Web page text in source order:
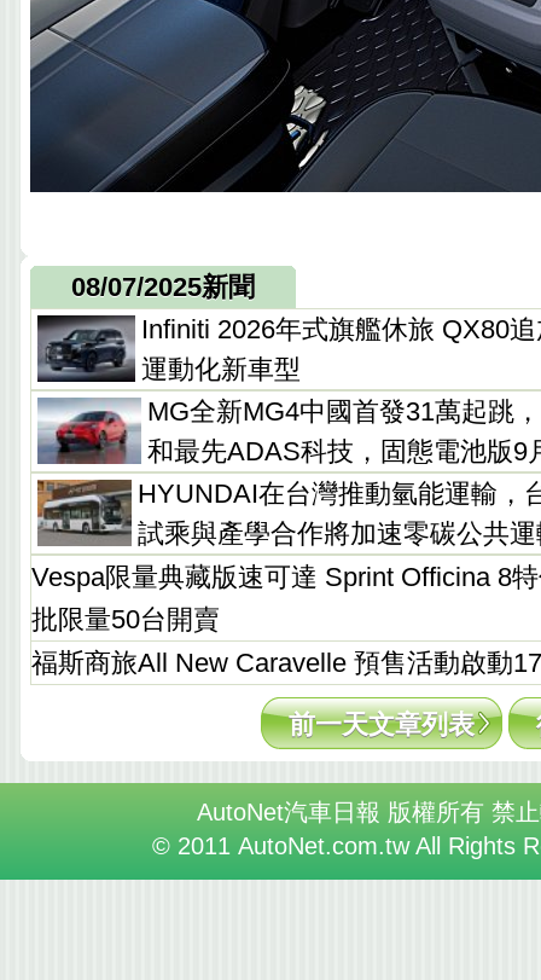
08/07/2025新聞
Infiniti 2026年式旗艦休旅 QX80
運動化新車型
MG全新MG4中國首發31萬起跳
和最先ADAS科技，固態電池版9
HYUNDAI在台灣推動氫能運輸，
試乘與產學合作將加速零碳公共
Vespa限量典藏版速可達 Sprint Officina 8
批限量50台開賣
福斯商旅All New Caravelle 預售活動啟動
前一天文章列表
AutoNet汽車日報 版權所有 禁
© 2011 AutoNet.com.tw All Rights